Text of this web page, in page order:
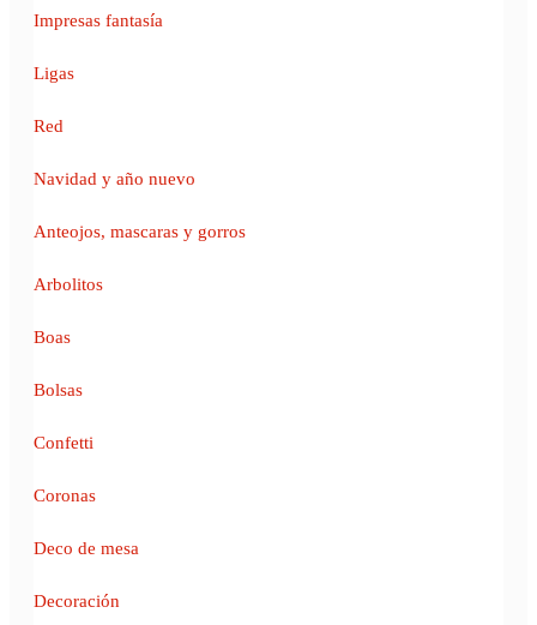
Impresas fantasía
Ligas
Red
Navidad y año nuevo
Anteojos, mascaras y gorros
Arbolitos
Boas
Bolsas
Confetti
Coronas
Deco de mesa
Decoración